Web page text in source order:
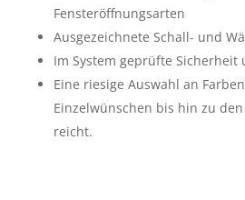
Fensteröffnungsarten
Ausgezeichnete Schall- und
Im System geprüfte Sicherheit
Eine riesige Auswahl an
Einzelwünschen bis hin zu
reicht.